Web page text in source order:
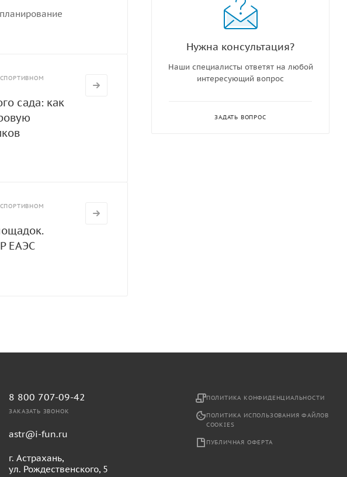
сада: как
ЕАЭС
Нужна консультация?
Наши специалисты ответят на любой
интересующий вопрос
ЗАДАТЬ ВОПРОС
8 800 707-09-42
ЗАКАЗАТЬ ЗВОНОК
astr@i-fun.ru
г. Астрахань,
ул. Рождественского, 5
ПОЛИТИКА КОНФИДЕНЦИАЛЬНОСТИ
ПОЛИТИКА ИСПОЛЬЗОВАНИЯ ФАЙЛОВ
COOKIES
ПУБЛИЧНАЯ ОФЕРТА